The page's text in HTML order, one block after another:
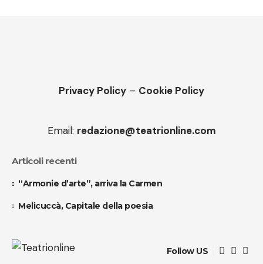
Privacy Policy – Cookie Policy
Email: redazione@teatrionline.com
Articoli recenti
“Armonie d’arte”, arriva la Carmen
Melicuccà, Capitale della poesia
Follow US